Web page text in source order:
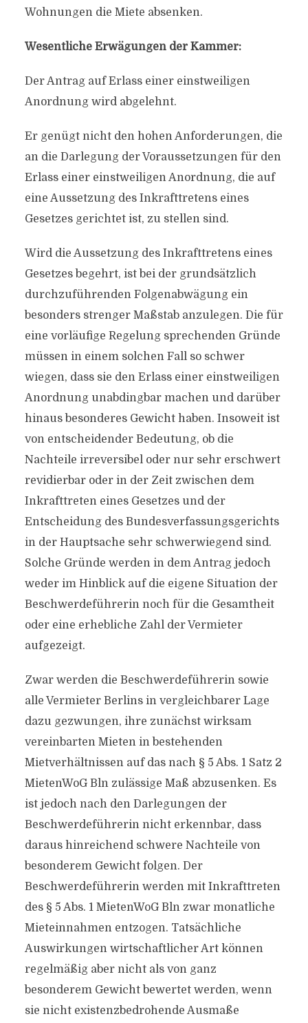
Wohnungen die Miete absenken.
Wesentliche Erwägungen der Kammer:
Der Antrag auf Erlass einer einstweiligen
Anordnung wird abgelehnt.
Er genügt nicht den hohen Anforderungen, die
an die Darlegung der Voraussetzungen für den
Erlass einer einstweiligen Anordnung, die auf
eine Aussetzung des Inkrafttretens eines
Gesetzes gerichtet ist, zu stellen sind.
Wird die Aussetzung des Inkrafttretens eines
Gesetzes begehrt, ist bei der grundsätzlich
durchzuführenden Folgenabwägung ein
besonders strenger Maßstab anzulegen. Die für
eine vorläufige Regelung sprechenden Gründe
müssen in einem solchen Fall so schwer
wiegen, dass sie den Erlass einer einstweiligen
Anordnung unabdingbar machen und darüber
hinaus besonderes Gewicht haben. Insoweit ist
von entscheidender Bedeutung, ob die
Nachteile irreversibel oder nur sehr erschwert
revidierbar oder in der Zeit zwischen dem
Inkrafttreten eines Gesetzes und der
Entscheidung des Bundesverfassungsgerichts
in der Hauptsache sehr schwerwiegend sind.
Solche Gründe werden in dem Antrag jedoch
weder im Hinblick auf die eigene Situation der
Beschwerdeführerin noch für die Gesamtheit
oder eine erhebliche Zahl der Vermieter
aufgezeigt.
Zwar werden die Beschwerdeführerin sowie
alle Vermieter Berlins in vergleichbarer Lage
dazu gezwungen, ihre zunächst wirksam
vereinbarten Mieten in bestehenden
Mietverhältnissen auf das nach § 5 Abs. 1 Satz 2
MietenWoG Bln zulässige Maß abzusenken. Es
ist jedoch nach den Darlegungen der
Beschwerdeführerin nicht erkennbar, dass
daraus hinreichend schwere Nachteile von
besonderem Gewicht folgen. Der
Beschwerdeführerin werden mit Inkrafttreten
des § 5 Abs. 1 MietenWoG Bln zwar monatliche
Mieteinnahmen entzogen. Tatsächliche
Auswirkungen wirtschaftlicher Art können
regelmäßig aber nicht als von ganz
besonderem Gewicht bewertet werden, wenn
sie nicht existenzbedrohende Ausmaße